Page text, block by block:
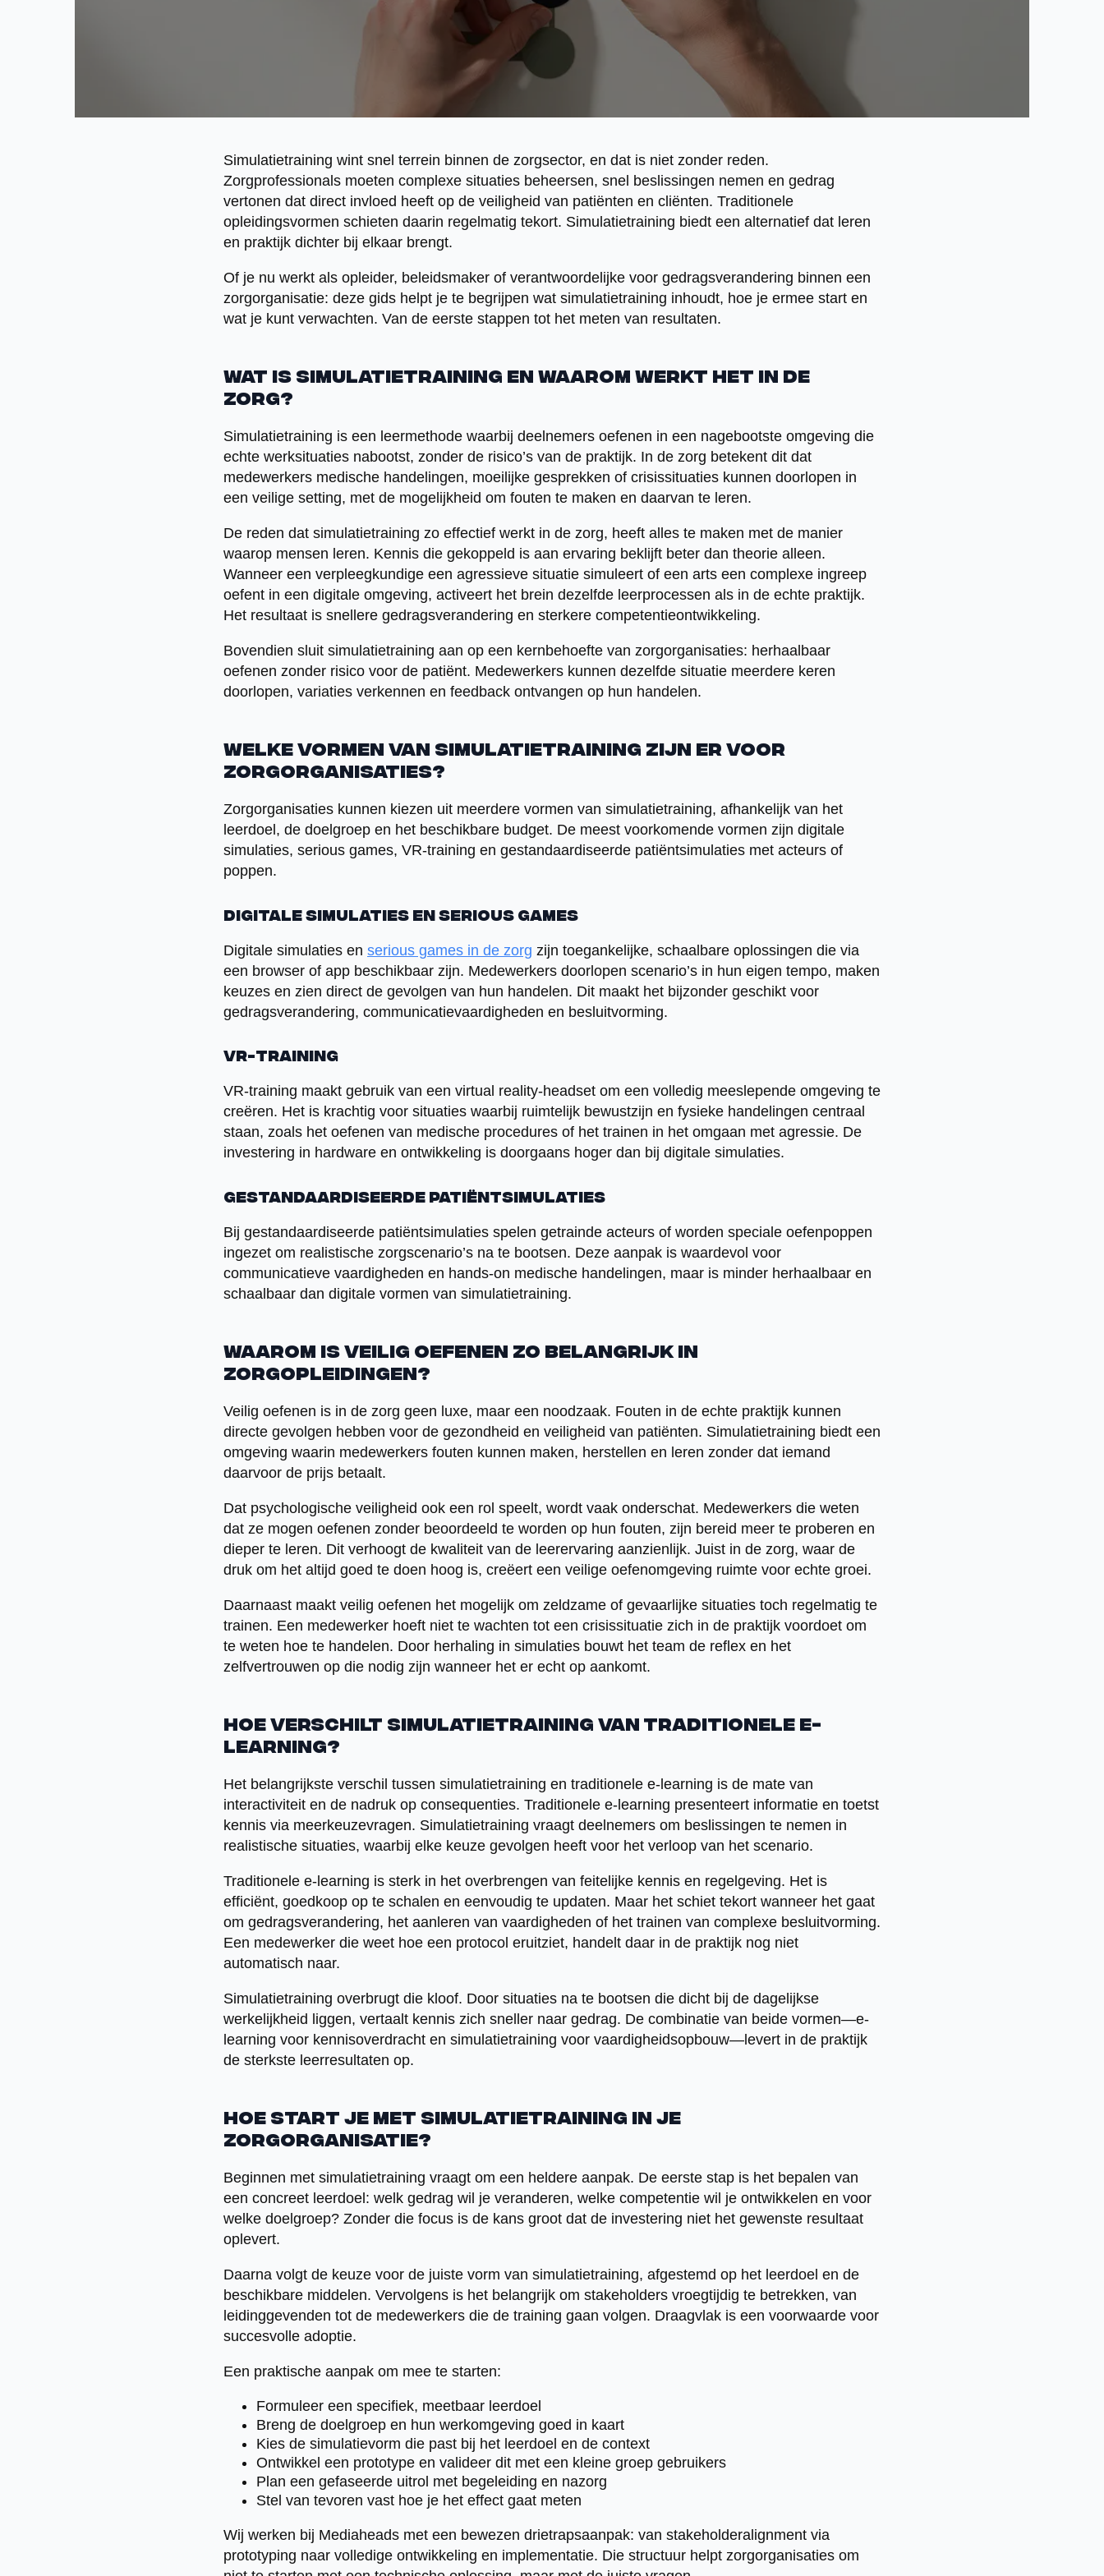
Simulatietraining wint snel terrein binnen de zorgsector, en dat is niet zonder reden.
Zorgprofessionals moeten complexe situaties beheersen, snel beslissingen nemen en gedrag
vertonen dat direct invloed heeft op de veiligheid van patiënten en cliënten. Traditionele
opleidingsvormen schieten daarin regelmatig tekort. Simulatietraining biedt een alternatief dat leren
en praktijk dichter bij elkaar brengt.
Of je nu werkt als opleider, beleidsmaker of verantwoordelijke voor gedragsverandering binnen een
zorgorganisatie: deze gids helpt je te begrijpen wat simulatietraining inhoudt, hoe je ermee start en
wat je kunt verwachten. Van de eerste stappen tot het meten van resultaten.
Wat is simulatietraining en waarom werkt het in de
zorg?
Simulatietraining is een leermethode waarbij deelnemers oefenen in een nagebootste omgeving die
echte werksituaties nabootst, zonder de risico’s van de praktijk. In de zorg betekent dit dat
medewerkers medische handelingen, moeilijke gesprekken of crisissituaties kunnen doorlopen in
een veilige setting, met de mogelijkheid om fouten te maken en daarvan te leren.
De reden dat simulatietraining zo effectief werkt in de zorg, heeft alles te maken met de manier
waarop mensen leren. Kennis die gekoppeld is aan ervaring beklijft beter dan theorie alleen.
Wanneer een verpleegkundige een agressieve situatie simuleert of een arts een complexe ingreep
oefent in een digitale omgeving, activeert het brein dezelfde leerprocessen als in de echte praktijk.
Het resultaat is snellere gedragsverandering en sterkere competentieontwikkeling.
Bovendien sluit simulatietraining aan op een kernbehoefte van zorgorganisaties: herhaalbaar
oefenen zonder risico voor de patiënt. Medewerkers kunnen dezelfde situatie meerdere keren
doorlopen, variaties verkennen en feedback ontvangen op hun handelen.
Welke vormen van simulatietraining zijn er voor
zorgorganisaties?
Zorgorganisaties kunnen kiezen uit meerdere vormen van simulatietraining, afhankelijk van het
leerdoel, de doelgroep en het beschikbare budget. De meest voorkomende vormen zijn digitale
simulaties, serious games, VR-training en gestandaardiseerde patiëntsimulaties met acteurs of
poppen.
Digitale simulaties en serious games
Digitale simulaties en serious games in de zorg zijn toegankelijke, schaalbare oplossingen die via
een browser of app beschikbaar zijn. Medewerkers doorlopen scenario’s in hun eigen tempo, maken
keuzes en zien direct de gevolgen van hun handelen. Dit maakt het bijzonder geschikt voor
gedragsverandering, communicatievaardigheden en besluitvorming.
VR-training
VR-training maakt gebruik van een virtual reality-headset om een volledig meeslepende omgeving te
creëren. Het is krachtig voor situaties waarbij ruimtelijk bewustzijn en fysieke handelingen centraal
staan, zoals het oefenen van medische procedures of het trainen in het omgaan met agressie. De
investering in hardware en ontwikkeling is doorgaans hoger dan bij digitale simulaties.
Gestandaardiseerde patiëntsimulaties
Bij gestandaardiseerde patiëntsimulaties spelen getrainde acteurs of worden speciale oefenpoppen
ingezet om realistische zorgscenario’s na te bootsen. Deze aanpak is waardevol voor
communicatieve vaardigheden en hands-on medische handelingen, maar is minder herhaalbaar en
schaalbaar dan digitale vormen van simulatietraining.
Waarom is veilig oefenen zo belangrijk in
zorgopleidingen?
Veilig oefenen is in de zorg geen luxe, maar een noodzaak. Fouten in de echte praktijk kunnen
directe gevolgen hebben voor de gezondheid en veiligheid van patiënten. Simulatietraining biedt een
omgeving waarin medewerkers fouten kunnen maken, herstellen en leren zonder dat iemand
daarvoor de prijs betaalt.
Dat psychologische veiligheid ook een rol speelt, wordt vaak onderschat. Medewerkers die weten
dat ze mogen oefenen zonder beoordeeld te worden op hun fouten, zijn bereid meer te proberen en
dieper te leren. Dit verhoogt de kwaliteit van de leerervaring aanzienlijk. Juist in de zorg, waar de
druk om het altijd goed te doen hoog is, creëert een veilige oefenomgeving ruimte voor echte groei.
Daarnaast maakt veilig oefenen het mogelijk om zeldzame of gevaarlijke situaties toch regelmatig te
trainen. Een medewerker hoeft niet te wachten tot een crisissituatie zich in de praktijk voordoet om
te weten hoe te handelen. Door herhaling in simulaties bouwt het team de reflex en het
zelfvertrouwen op die nodig zijn wanneer het er echt op aankomt.
Hoe verschilt simulatietraining van traditionele e-
learning?
Het belangrijkste verschil tussen simulatietraining en traditionele e-learning is de mate van
interactiviteit en de nadruk op consequenties. Traditionele e-learning presenteert informatie en toetst
kennis via meerkeuzevragen. Simulatietraining vraagt deelnemers om beslissingen te nemen in
realistische situaties, waarbij elke keuze gevolgen heeft voor het verloop van het scenario.
Traditionele e-learning is sterk in het overbrengen van feitelijke kennis en regelgeving. Het is
efficiënt, goedkoop op te schalen en eenvoudig te updaten. Maar het schiet tekort wanneer het gaat
om gedragsverandering, het aanleren van vaardigheden of het trainen van complexe besluitvorming.
Een medewerker die weet hoe een protocol eruitziet, handelt daar in de praktijk nog niet
automatisch naar.
Simulatietraining overbrugt die kloof. Door situaties na te bootsen die dicht bij de dagelijkse
werkelijkheid liggen, vertaalt kennis zich sneller naar gedrag. De combinatie van beide vormen—e-
learning voor kennisoverdracht en simulatietraining voor vaardigheidsopbouw—levert in de praktijk
de sterkste leerresultaten op.
Hoe start je met simulatietraining in je
zorgorganisatie?
Beginnen met simulatietraining vraagt om een heldere aanpak. De eerste stap is het bepalen van
een concreet leerdoel: welk gedrag wil je veranderen, welke competentie wil je ontwikkelen en voor
welke doelgroep? Zonder die focus is de kans groot dat de investering niet het gewenste resultaat
oplevert.
Daarna volgt de keuze voor de juiste vorm van simulatietraining, afgestemd op het leerdoel en de
beschikbare middelen. Vervolgens is het belangrijk om stakeholders vroegtijdig te betrekken, van
leidinggevenden tot de medewerkers die de training gaan volgen. Draagvlak is een voorwaarde voor
succesvolle adoptie.
Een praktische aanpak om mee te starten:
Formuleer een specifiek, meetbaar leerdoel
Breng de doelgroep en hun werkomgeving goed in kaart
Kies de simulatievorm die past bij het leerdoel en de context
Ontwikkel een prototype en valideer dit met een kleine groep gebruikers
Plan een gefaseerde uitrol met begeleiding en nazorg
Stel van tevoren vast hoe je het effect gaat meten
Wij werken bij Mediaheads met een bewezen drietrapsaanpak: van stakeholderalignment via
prototyping naar volledige ontwikkeling en implementatie. Die structuur helpt zorgorganisaties om